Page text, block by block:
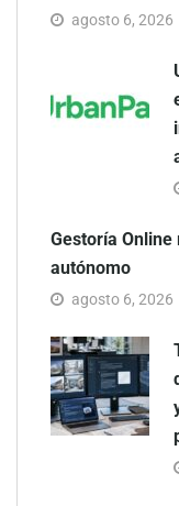
agosto 6, 2026
Gestoría
autónomo
agosto 6, 2026